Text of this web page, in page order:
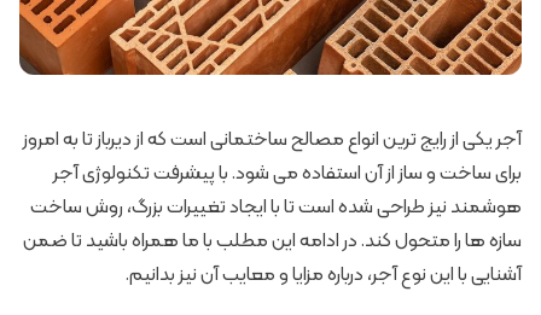
آجر یکی از رایج ترین انواع مصالح ساختمانی است که از دیرباز تا به امروز
برای ساخت و ساز از آن استفاده می شود. با پیشرفت تکنولوژی آجر
هوشمند نیز طراحی شده است تا با ایجاد تغییرات بزرگ، روش ساخت
سازه ها را متحول کند.‌ در ادامه این مطلب با ما همراه باشید تا ضمن
آشنایی با این نوع آجر، درباره مزایا و معایب آن نیز بدانیم.‌